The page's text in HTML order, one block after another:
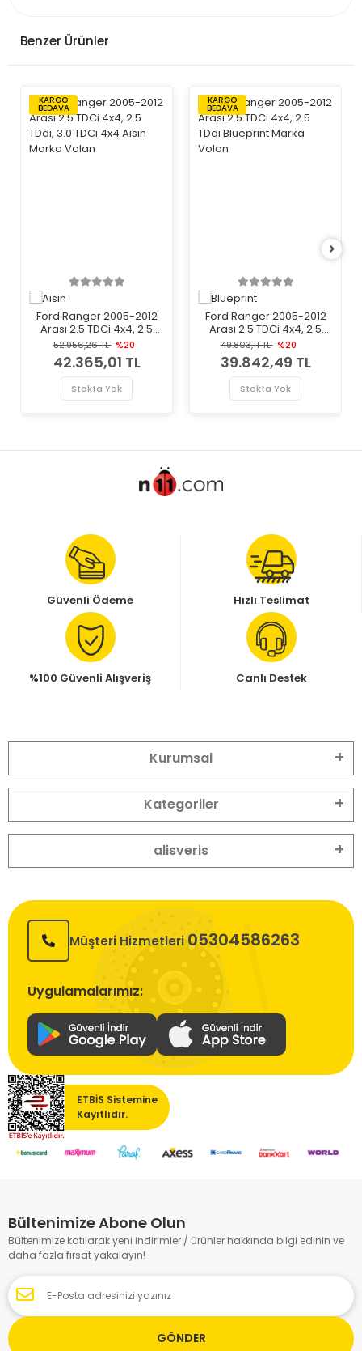
Benzer Ürünler
KARGO
BEDAVA
Ford Ranger 2005-2012
Arası 2.5 TDCi 4x4, 2.5
TDdi, 3.0 TDCi 4x4 Aisin
Marka Volan
52.956,26 TL %20
42.365,01 TL
Stokta Yok
KARGO
BEDAVA
Ford Ranger 2005-2012
Arası 2.5 TDCi 4x4, 2.5
TDdi Blueprint Marka
Volan
49.803,11 TL %20
39.842,49 TL
Stokta Yok
Güvenli Ödeme Hızlı Teslimat
%100 Güvenli Alışveriş Canlı Destek
Kurumsal
Kategoriler
alisveris
Müşteri Hizmetleri 05304586263
Uygulamalarımız:
ETBİS Sistemine
Kayıtlıdır.
Bültenimize Abone Olun
Bültenimize katılarak yeni indirimler / ürünler hakkında bilgi edinin ve
daha fazla fırsat yakalayın!
GÖNDER